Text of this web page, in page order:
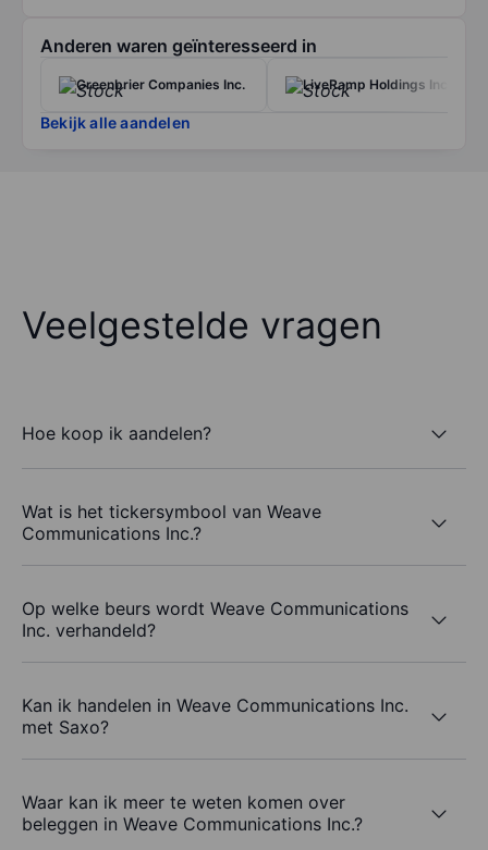
Anderen waren geïnteresseerd in
Greenbrier Companies Inc. LiveRamp Holdings Inc.
Bekijk alle aandelen
Veelgestelde vragen
Hoe koop ik aandelen?
Wat is het tickersymbool van Weave
Communications Inc.?
Op welke beurs wordt Weave Communications
Inc. verhandeld?
Kan ik handelen in Weave Communications Inc.
met Saxo?
Waar kan ik meer te weten komen over
beleggen in Weave Communications Inc.?